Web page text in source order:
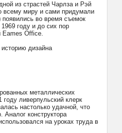
из страстей Чарлза и Рэй
всему миру и сами придумали
появились во время съемок
году и до сих пор
Eames Office.
металлических
году ливерпульский клерк
настолько удачной, что
Аналог конструктора
на уроках труда в